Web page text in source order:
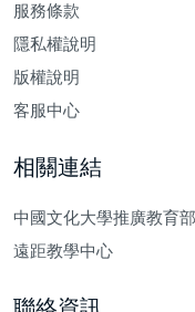
服務條款
隱私權說明
版權說明
客服中心
相關連結
中國文化大學推廣教育部
遠距教學中心